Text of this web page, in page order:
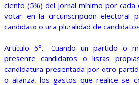
ciento (5%) del jornal mínimo por cada
votar en la circunscripción electoral
candidato o una pluralidad de
Artículo 6°.- Cuando un partido o
presente candidatos o listas
candidatura presentada por otro
o alianza, los gastos que realice se